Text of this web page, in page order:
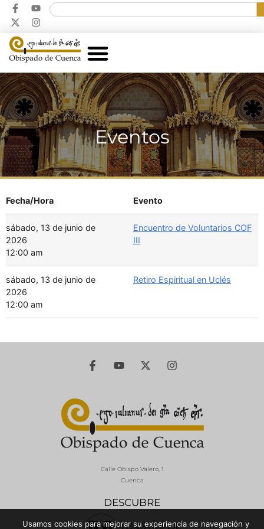
Eventos
Fecha/Hora Evento
sábado, 13 de junio de
2026
12:00 am
Encuentro de Voluntarios COF
III
sábado, 13 de junio de
2026
12:00 am
Retiro Espiritual en Uclés
DESCUBRE
Calle Obispo Valero, 1
Cuenca
Usamos cookies para mejorar su experiencia de navegación y